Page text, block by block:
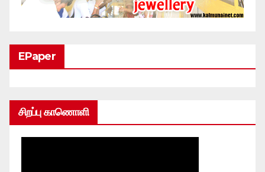
EPaper
சிறப்பு காணொளி